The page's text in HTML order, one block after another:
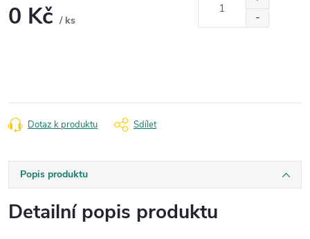
0 Kč / ks
Dotaz k produktu Sdílet
Popis produktu
Detailní popis produktu